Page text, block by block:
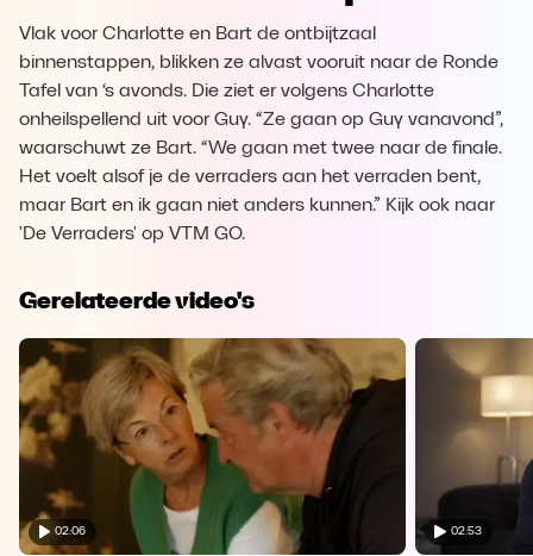
Vlak voor Charlotte en Bart de ontbijtzaal
binnenstappen, blikken ze alvast vooruit naar de Ronde
Tafel van ‘s avonds. Die ziet er volgens Charlotte
onheilspellend uit voor Guy. “Ze gaan op Guy vanavond”,
waarschuwt ze Bart. “We gaan met twee naar de finale.
Het voelt alsof je de verraders aan het verraden bent,
maar Bart en ik gaan niet anders kunnen.” Kijk ook naar
'De Verraders' op VTM GO.
Gerelateerde video's
02:06 02:53